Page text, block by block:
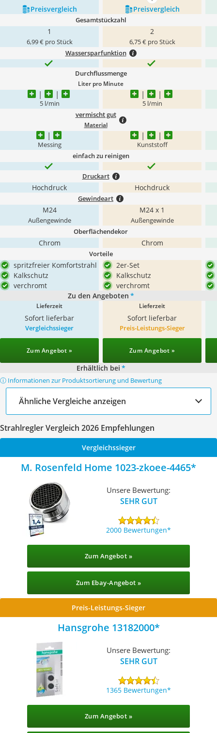
Preis­vergleich
Preis­vergleich
Gesamtstückzahl
1
6,99 € pro Stück
2
6,75 € pro Stück
Wassersparfunktion
Durchflussmenge
Liter pro Minute
5 l/min 5 l/min
vermischt gut
Material
Messing Kunststoff
einfach zu reinigen
Druckart
Hochdruck Hochdruck
Gewindeart
M24
Außengewinde
M24 x 1
Außengewinde
Oberflächendekor
Chrom Chrom
Vorteile
spritzfreier Komfortstrahl
Kalkschutz
verchromt
2er-Set
Kalkschutz
verchromt
Zu den Angeboten *
Lieferzeit
Sofort lieferbar
Lieferzeit
Sofort lieferbar
Vergleichssieger
Zum Angebot »
Preis-Leistungs-Sieger
Zum Angebot »
Erhältlich bei *
ⓘ Informationen zur Produktsortierung und Bewertung
Ähnliche Vergleiche anzeigen
Strahlregler Vergleich 2026 Empfehlungen
Vergleichssieger
M. Rosenfeld Home 1023-zkoee-4465
Unsere Bewertung:
SEHR GUT
2000 Bewertungen
Zum Angebot »
Zum Ebay-Angebot »
Preis-Leistungs-Sieger
Hansgrohe 13182000
Unsere Bewertung:
SEHR GUT
1365 Bewertungen
Zum Angebot »